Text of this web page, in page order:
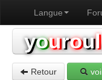
Langue
youroul
Retour